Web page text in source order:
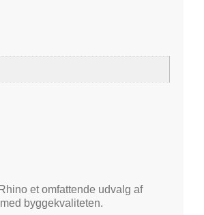
et omfattende udvalg af
byggekvaliteten.